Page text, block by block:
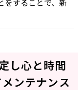
し心と時間
ンテナンス